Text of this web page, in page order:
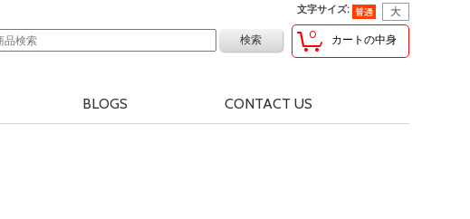
文字サイズ:
0 カートの中身
BLOGS CONTACT US